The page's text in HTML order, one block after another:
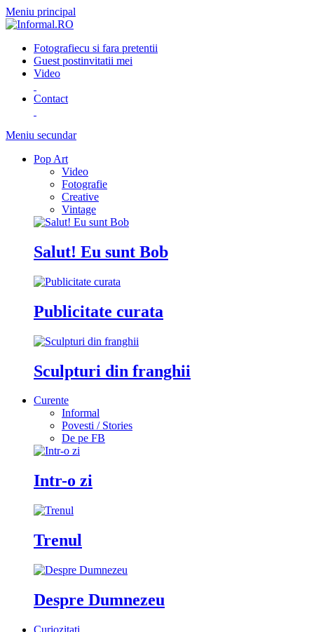
Meniu principal
Fotografiecu si fara pretentii
Guest postinvitatii mei
Video
Contact
Meniu secundar
Pop Art
Video
Fotografie
Creative
Vintage
Salut! Eu sunt Bob
Publicitate curata
Sculpturi din franghii
Curente
Informal
Povesti / Stories
De pe FB
Intr-o zi
Trenul
Despre Dumnezeu
Curiozitati